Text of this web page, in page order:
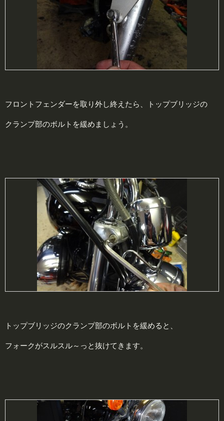
フロントフェンダーを取り外し終えたら、トップブリッジの
クランプ部のボルトを緩めましょう。
トップブリッジのクランプ部のボルトを緩めると、
フォークがスルスル～っと抜けてきます。